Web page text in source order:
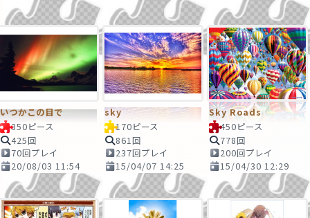
いつかこの目で
350ピース
425回
70回プレイ
20/08/03 11:54
sky
170ピース
861回
237回プレイ
15/04/07 14:25
Sky Roads
450ピース
778回
200回プレイ
15/04/30 12:29